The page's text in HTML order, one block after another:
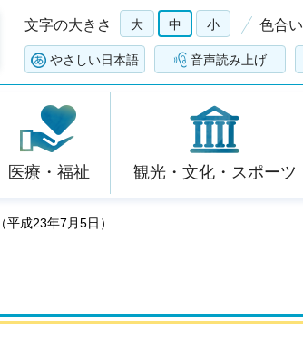
文字の大きさ 大 中 小 色合い
やさしい日本語 音声読み上げ
医療・福祉 観光・文化・スポーツ
成23年7月5日）